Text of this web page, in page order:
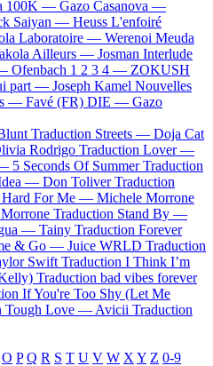
100K — Gazo Casanova —
Saiyan — Heuss L'enfoiré
Laboratoire — Werenoi Meuda
Ailleurs — Josman Interlude
Ofenbach 1 2 3 4 — ZOKUSH
part — Joseph Kamel Nouvelles
— Favé (FR) DIE — Gazo
Traduction Streets — Doja Cat
Rodrigo Traduction Lover —
5 Seconds Of Summer Traduction
— Don Toliver Traduction
Hard For Me — Michele Morrone
Traduction Stand By —
— Tainy Traduction Forever
& Go — Juice WRLD Traduction
Swift Traduction I Think I’m
Traduction bad vibes forever
If You're Too Shy (Let Me
Tough Love — Avicii Traduction
O P Q R S T U V W X Y Z 0-9